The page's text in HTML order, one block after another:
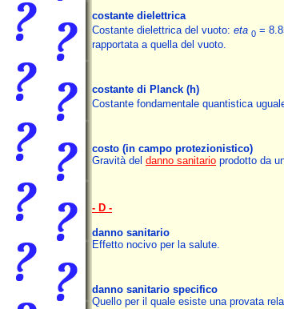
costante dielettrica
Costante dielettrica del vuoto: eta 0 =
rapportata a quella del vuoto.
costante di Planck (h)
Costante fondamentale quantistica
costo (in campo protezionistico)
Gravità del danno sanitario prodotto da
- D -
danno sanitario
Effetto nocivo per la salute.
danno sanitario specifico
Quello per il quale esiste una provata